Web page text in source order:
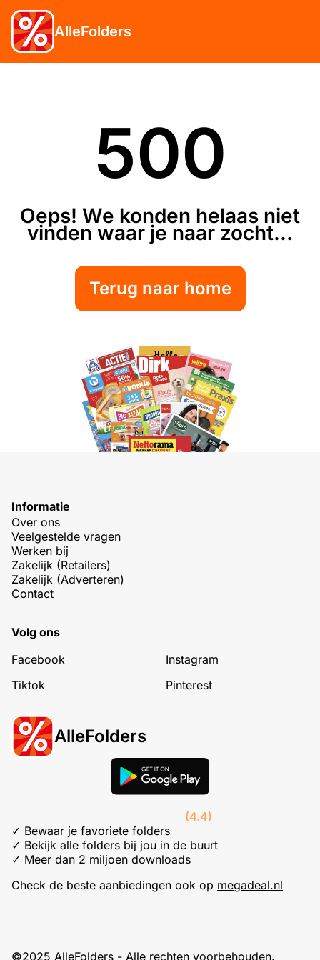
AlleFolders
500
Oeps! We konden helaas niet
vinden waar je naar zocht...
Terug naar home
Informatie
Over ons
Veelgestelde vragen
Werken bij
Zakelijk (Retailers)
Zakelijk (Adverteren)
Contact
Volg ons
Facebook
Instagram
Tiktok
Pinterest
AlleFolders
(4.4)
✓ Bewaar je favoriete folders
✓ Bekijk alle folders bij jou in de buurt
✓ Meer dan 2 miljoen downloads
Check de beste aanbiedingen ook op megadeal.nl
©2025 AlleFolders - Alle rechten voorbehouden.